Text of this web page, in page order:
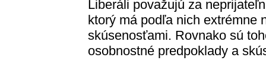
Liberáli považujú za
ktorý má podľa nich extrémne
skúsenosťami. Rovnako sú
osobnostné predpoklady a